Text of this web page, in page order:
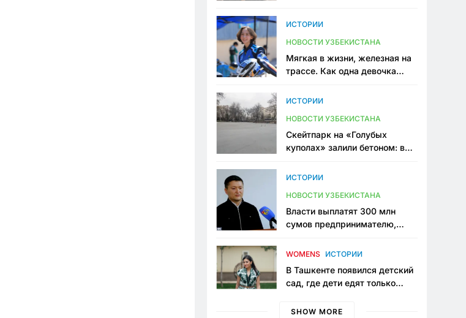
ИСТОРИИ
НОВОСТИ УЗБЕКИСТАНА
Мягкая в жизни, железная на
трассе. Как одна девочка
Узбекистане
ИСТОРИИ
НОВОСТИ УЗБЕКИСТАНА
Скейтпарк на «Голубых
куполах» залили бетоном: в
одно общественное
ИСТОРИИ
НОВОСТИ УЗБЕКИСТАНА
Власти выплатят 300 млн
сумов предпринимателю,
тюрьме по незаконному
WOMENS ИСТОРИИ
В Ташкенте появился детский
сад, где дети едят только
мама, которая устала просить
SHOW MORE